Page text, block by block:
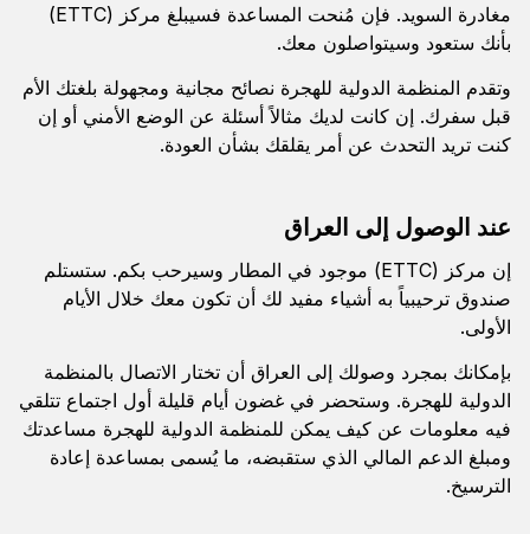
مغادرة السويد. فإن مُنحت المساعدة فسيبلغ مركز (ETTC)
بأنك ستعود وسيتواصلون معك.
وتقدم المنظمة الدولية للهجرة نصائح مجانية ومجهولة بلغتك الأم
قبل سفرك. إن كانت لديك مثالاً أسئلة عن الوضع الأمني أو إن
كنت تريد التحدث عن أمر يقلقك بشأن العودة.
عند الوصول إلى العراق
إن مركز (ETTC) موجود في المطار وسيرحب بكم. ستستلم
صندوق ترحيبياً به أشياء مفيد لك أن تكون معك خلال الأيام
الأولى.
بإمكانك بمجرد وصولك إلى العراق أن تختار الاتصال بالمنظمة
الدولية للهجرة. وستحضر في غضون أيام قليلة أول اجتماع تتلقي
فيه معلومات عن كيف يمكن للمنظمة الدولية للهجرة مساعدتك
ومبلغ الدعم المالي الذي ستقبضه، ما يُسمى بمساعدة إعادة
الترسيخ.